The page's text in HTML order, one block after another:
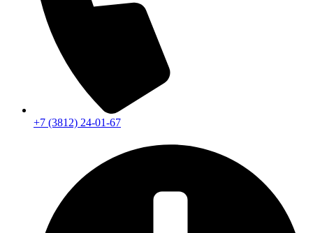
+7 (3812) 24-01-67